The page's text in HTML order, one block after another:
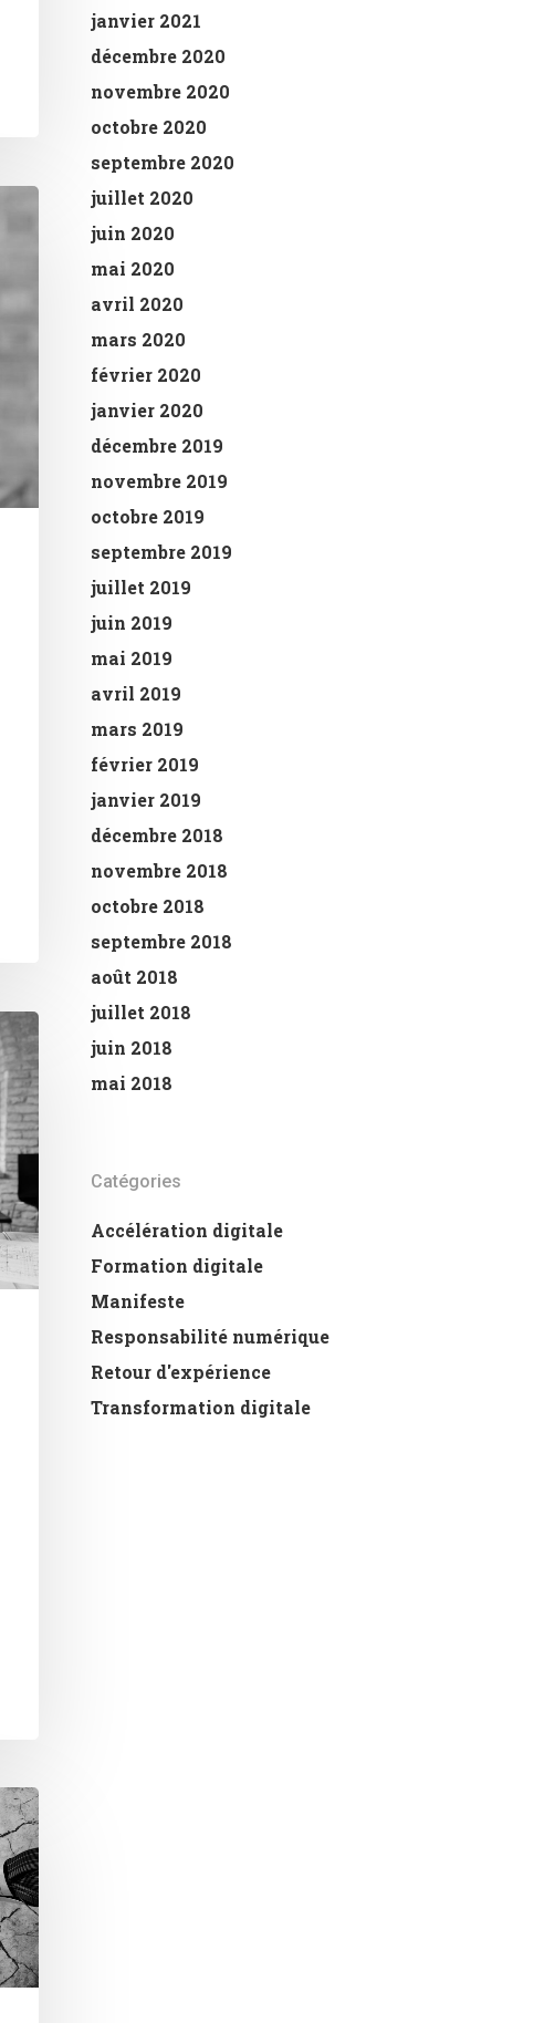
janvier 2021
décembre 2020
novembre 2020
octobre 2020
septembre 2020
juillet 2020
juin 2020
mai 2020
avril 2020
mars 2020
février 2020
janvier 2020
décembre 2019
novembre 2019
octobre 2019
septembre 2019
juillet 2019
juin 2019
mai 2019
avril 2019
mars 2019
février 2019
janvier 2019
décembre 2018
novembre 2018
octobre 2018
septembre 2018
août 2018
juillet 2018
juin 2018
mai 2018
Catégories
Accélération digitale
Formation digitale
Manifeste
Responsabilité numérique
Retour d'expérience
Transformation digitale